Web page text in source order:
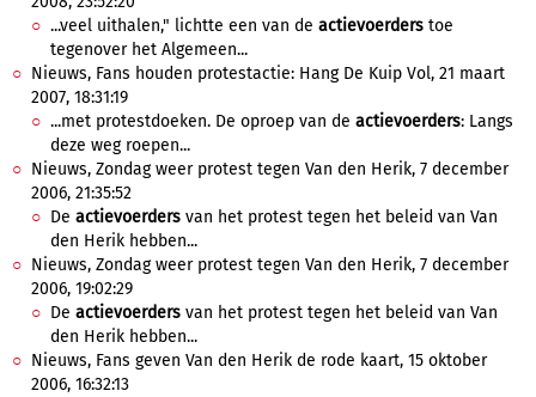
...veel uithalen," lichtte een van de actievoerders toe
tegenover het Algemeen...
Nieuws, Fans houden protestactie: Hang De Kuip Vol, 21 maart
2007, 18:31:19
...met protestdoeken. De oproep van de actievoerders: Langs
deze weg roepen...
Nieuws, Zondag weer protest tegen Van den Herik, 7 december
2006, 21:35:52
De actievoerders van het protest tegen het beleid van Van
den Herik hebben...
Nieuws, Zondag weer protest tegen Van den Herik, 7 december
2006, 19:02:29
De actievoerders van het protest tegen het beleid van Van
den Herik hebben...
Nieuws, Fans geven Van den Herik de rode kaart, 15 oktober
2006, 16:32:13